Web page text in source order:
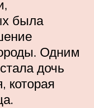
была
Одним
дочь
которая